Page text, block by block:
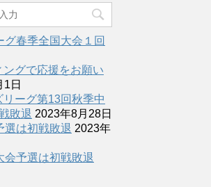
春季全国大会１回
グで応援をお願い
1日
リーグ第13回秋季中
敗退 2023年8月28日
選は初戦敗退 2023年
会予選は初戦敗退